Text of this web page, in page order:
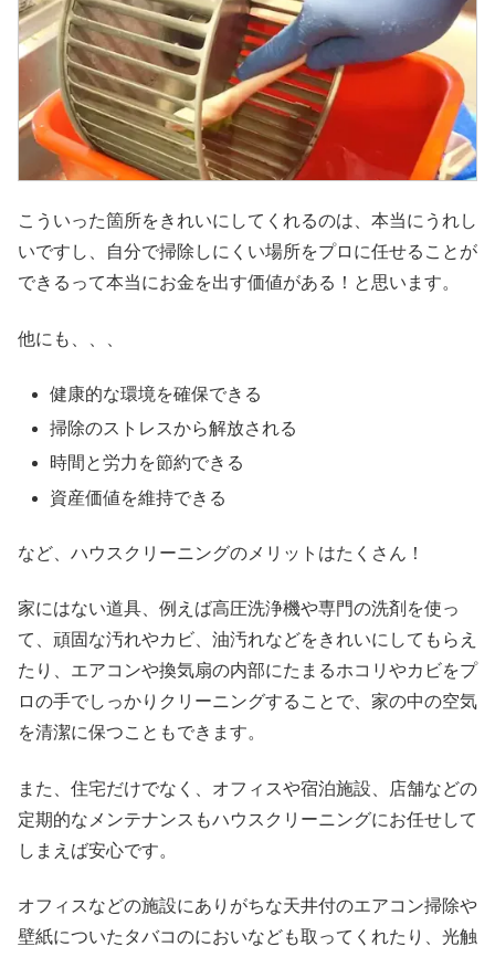
こういった箇所をきれいにしてくれるのは、本当にうれし
いですし、自分で掃除しにくい場所をプロに任せることが
できるって本当にお金を出す価値がある！と思います。
他にも、、、
健康的な環境を確保できる
掃除のストレスから解放される
時間と労力を節約できる
資産価値を維持できる
など、ハウスクリーニングのメリットはたくさん！
家にはない道具、例えば高圧洗浄機や専門の洗剤を使っ
て、頑固な汚れやカビ、油汚れなどをきれいにしてもらえ
たり、エアコンや換気扇の内部にたまるホコリやカビをプ
ロの手でしっかりクリーニングすることで、家の中の空気
を清潔に保つこともできます。
また、住宅だけでなく、オフィスや宿泊施設、店舗などの
定期的なメンテナンスもハウスクリーニングにお任せして
しまえば安心です。
オフィスなどの施設にありがちな天井付のエアコン掃除や
壁紙についたタバコのにおいなども取ってくれたり、光触